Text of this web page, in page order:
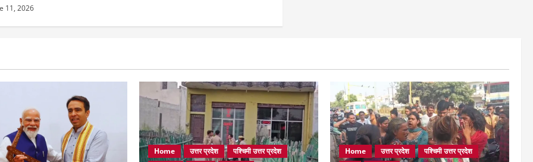
11, 2026
Home उत्तर प्रदेश
पश्चिमी उत्तर प्रदेश
Home उत्तर प्रदेश
पश्चिमी उत्तर प्रदेश